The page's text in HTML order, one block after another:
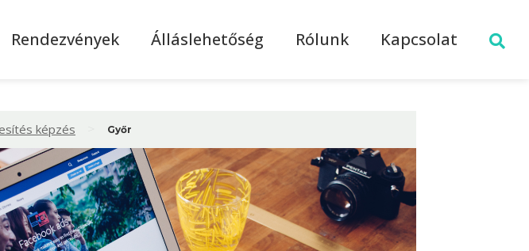
Rendezvények Álláslehetőség Rólunk Kapcsolat
képzés Győr